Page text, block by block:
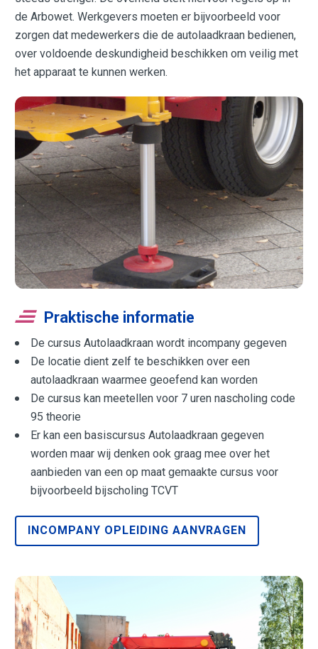
de Arbowet. Werkgevers moeten er bijvoorbeeld voor
zorgen dat medewerkers die de autolaadkraan bedienen,
over voldoende deskundigheid beschikken om veilig met
het apparaat te kunnen werken.
Praktische informatie
De cursus Autolaadkraan wordt incompany gegeven
De locatie dient zelf te beschikken over een
autolaadkraan waarmee geoefend kan worden
De cursus kan meetellen voor 7 uren nascholing code
95 theorie
Er kan een basiscursus Autolaadkraan gegeven
worden maar wij denken ook graag mee over het
aanbieden van een op maat gemaakte cursus voor
bijvoorbeeld bijscholing TCVT
INCOMPANY OPLEIDING AANVRAGEN